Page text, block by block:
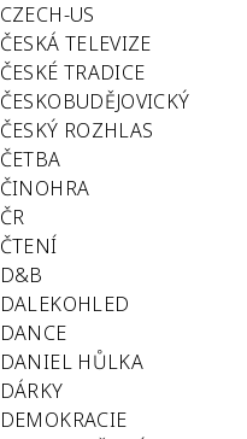
CZECH-US
ČESKÁ TELEVIZE
ČESKÉ TRADICE
ČESKOBUDĚJOVICKÝ
ČESKÝ ROZHLAS
ČETBA
ČINOHRA
ČR
ČTENÍ
D&B
DALEKOHLED
DANCE
DANIEL HŮLKA
DÁRKY
DEMOKRACIE